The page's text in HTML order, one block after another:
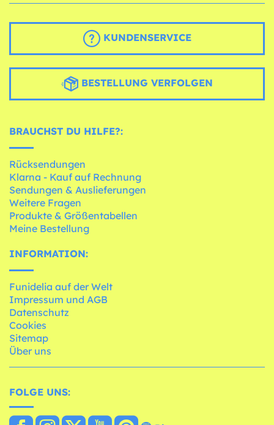
KUNDENSERVICE
BESTELLUNG VERFOLGEN
BRAUCHST DU HILFE?:
Rücksendungen
Klarna - Kauf auf Rechnung
Sendungen & Auslieferungen
Weitere Fragen
Produkte & Größentabellen
Meine Bestellung
INFORMATION:
Funidelia auf der Welt
Impressum und AGB
Datenschutz
Cookies
Sitemap
Über uns
FOLGE UNS: